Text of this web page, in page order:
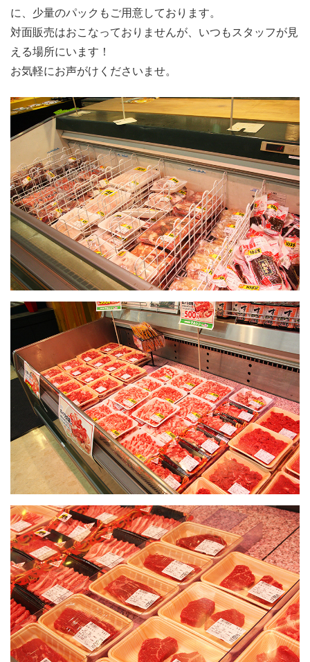
に、少量のパックもご用意しております。
対面販売はおこなっておりませんが、いつもスタッフが見
える場所にいます！
お気軽にお声がけくださいませ。